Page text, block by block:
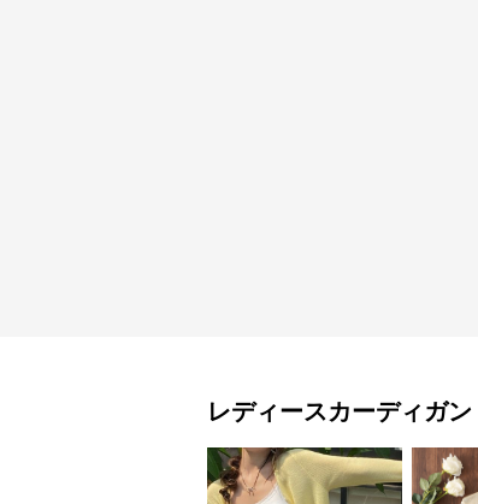
レディースカーディガン